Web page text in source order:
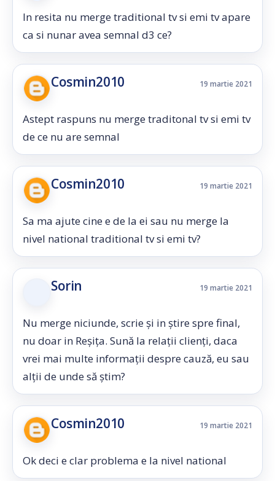
In resita nu merge traditional tv si emi tv apare
ca si nunar avea semnal d3 ce?
Cosmin2010 19 martie 2021
Astept raspuns nu merge traditonal tv si emi tv
de ce nu are semnal
Cosmin2010 19 martie 2021
Sa ma ajute cine e de la ei sau nu merge la
nivel national traditional tv si emi tv?
Sorin 19 martie 2021
Nu merge niciunde, scrie și in știre spre final,
nu doar in Reșița. Sună la relații clienți, daca
vrei mai multe informații despre cauză, eu sau
alții de unde să știm?
Cosmin2010 19 martie 2021
Ok deci e clar problema e la nivel national